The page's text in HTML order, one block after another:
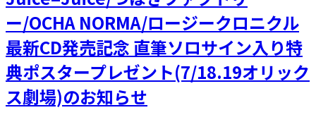
ー/OCHA NORMA/ロージークロニクル
最新CD発売記念 直筆ソロサイン入り特
典ポスタープレゼント(7/18.19オリック
ス劇場)のお知らせ